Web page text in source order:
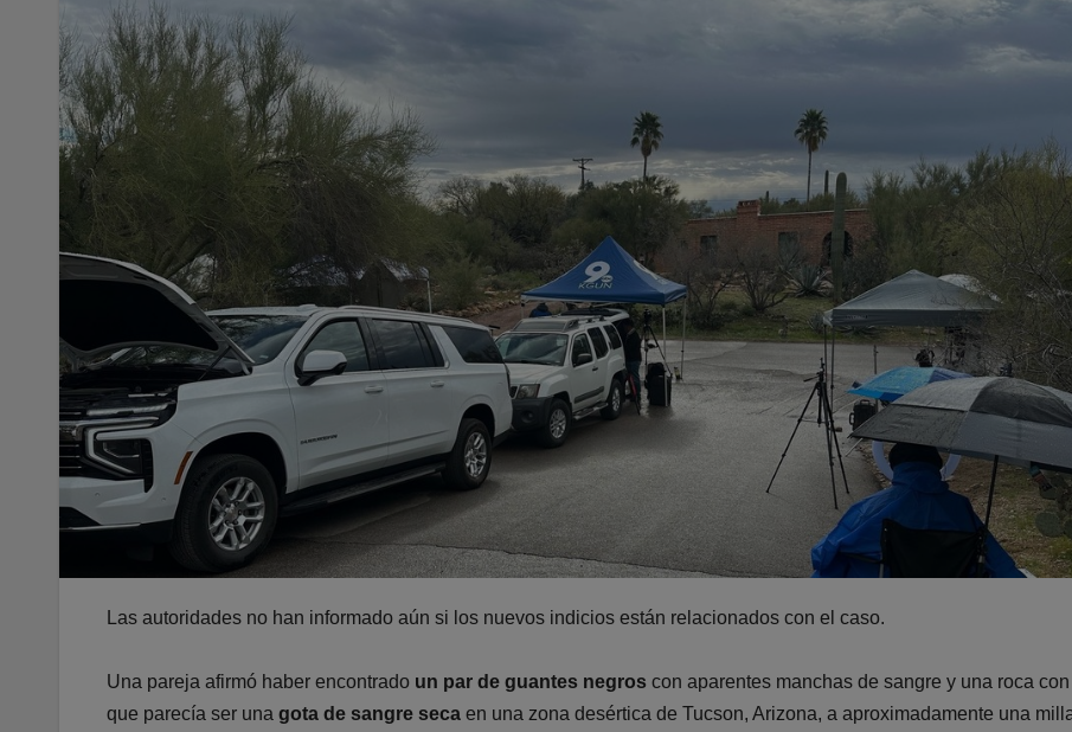
Las autoridades no han informado aún si los nuevos indicios están relacionados con el caso.
Una pareja afirmó haber encontrado un par de guantes negros con aparentes manchas de sangre y una roca
que parecía ser una gota de sangre seca en una zona desértica de Tucson, Arizona, a aproximadamente una